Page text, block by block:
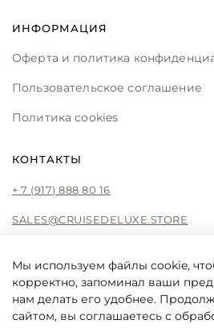
ИНФОРМАЦИЯ
Оферта и политика
Пользовательское соглашение
Политика cookies
КОНТАКТЫ
+ 7 (917) 888 80 16
SALES@CRUISEDELUXE.STORE
CRUISE DE LUXE
Cruise De Luxe online store by
Мы используем файлы cookie,
корректно, запоминал ваши
нам делать его удобнее.
сайтом, вы соглашаетесь с